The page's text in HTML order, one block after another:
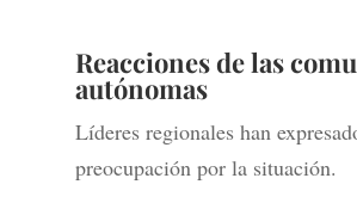
Reacciones de las
autónomas
Líderes regionales han
preocupación por la situación.